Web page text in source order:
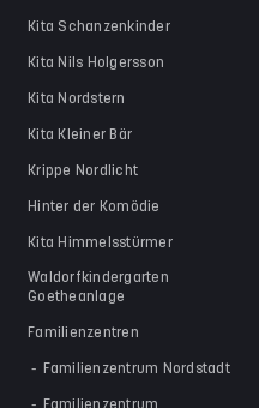
Kita Schanzenkinder
Kita Nils Holgersson
Kita Nordstern
Kita Kleiner Bär
Krippe Nordlicht
Hinter der Komödie
Kita Himmelsstürmer
Waldorfkindergarten
Goetheanlage
Familienzentren
Familienzentrum Nordstadt
Familienzentrum